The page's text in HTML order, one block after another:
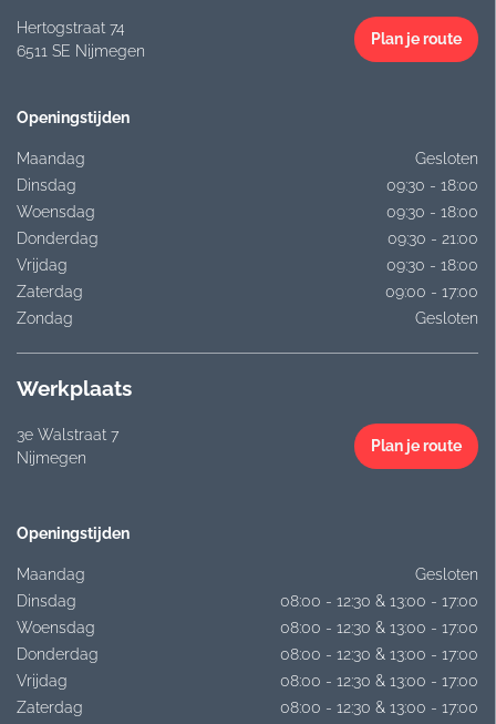
Hertogstraat 74
6511 SE Nijmegen
Plan je route
Openingstijden
Maandag
Gesloten
Dinsdag
09:30 - 18:00
Woensdag
09:30 - 18:00
Donderdag
09:30 - 21:00
Vrijdag
09:30 - 18:00
Zaterdag
09:00 - 17:00
Zondag
Gesloten
Werkplaats
3e Walstraat 7
Nijmegen
Plan je route
Openingstijden
Maandag
Gesloten
Dinsdag
08:00 - 12:30 & 13:00 - 17:00
Woensdag
08:00 - 12:30 & 13:00 - 17:00
Donderdag
08:00 - 12:30 & 13:00 - 17:00
Vrijdag
08:00 - 12:30 & 13:00 - 17:00
Zaterdag
08:00 - 12:30 & 13:00 - 17:00